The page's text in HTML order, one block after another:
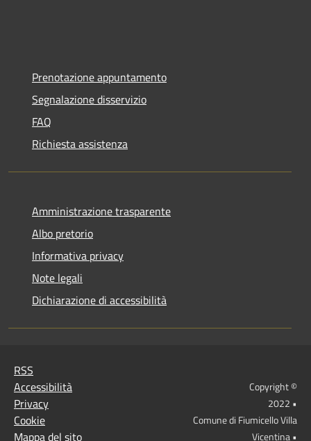
Prenotazione appuntamento
Segnalazione disservizio
FAQ
Richiesta assistenza
Amministrazione trasparente
Albo pretorio
Informativa privacy
Note legali
Dichiarazione di accessibilità
RSS
Accessibilità
Privacy
Cookie
Mappa del sito
Copyright ©
2022 •
Comune di Fiumicello Villa
Vicentina •